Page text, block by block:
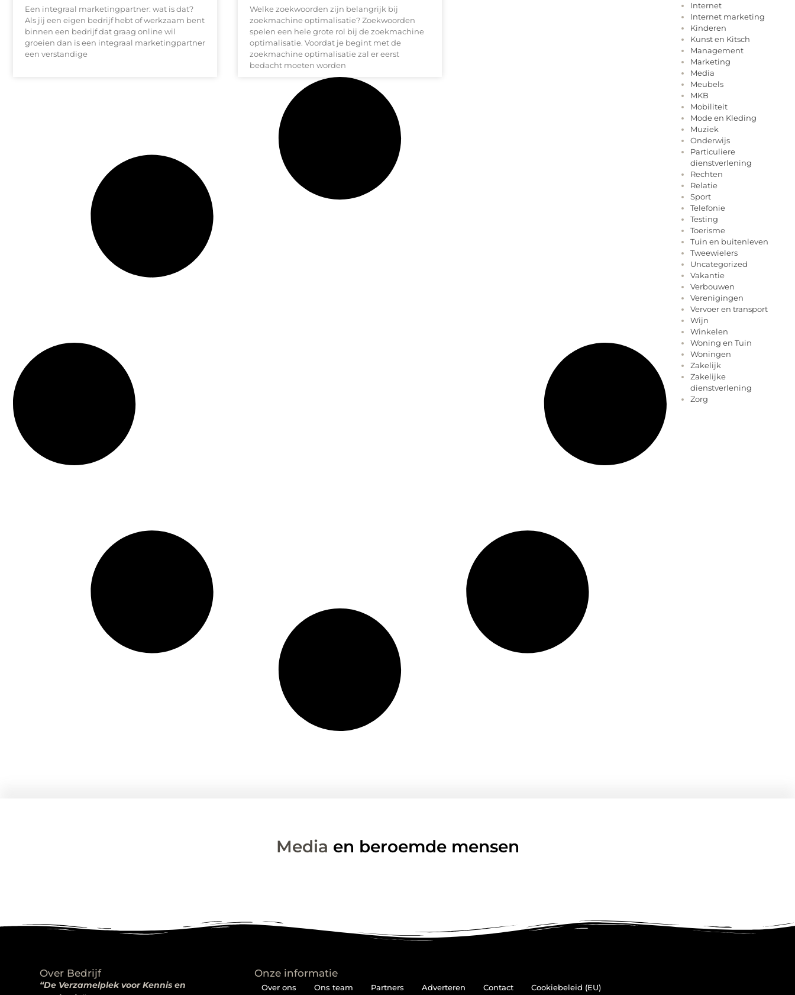
Een integraal marketingpartner: wat is dat?
Als jij een eigen bedrijf hebt of werkzaam bent
binnen een bedrijf dat graag online wil
groeien dan is een integraal marketingpartner
een verstandige
Welke zoekwoorden zijn belangrijk bij
zoekmachine optimalisatie? Zoekwoorden
spelen een hele grote rol bij de zoekmachine
optimalisatie. Voordat je begint met de
zoekmachine optimalisatie zal er eerst
bedacht moeten worden
Internet
Internet marketing
Kinderen
Kunst en Kitsch
Management
Marketing
Media
Meubels
MKB
Mobiliteit
Mode en Kleding
Muziek
Onderwijs
Particuliere
dienstverlening
Rechten
Relatie
Sport
Telefonie
Testing
Toerisme
Tuin en buitenleven
Tweewielers
Uncategorized
Vakantie
Verbouwen
Verenigingen
Vervoer en transport
Wijn
Winkelen
Woning en Tuin
Woningen
Zakelijk
Zakelijke
dienstverlening
Zorg
Media en beroemde mensen
Over Bedrijf
“De Verzamelplek voor Kennis en
Onze informatie
Over ons Ons team Partners Adverteren Contact Cookiebeleid (EU)